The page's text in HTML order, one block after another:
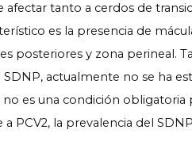
afectar tanto a cerdos de
es la presencia de
y zona perineal.
actualmente no se ha
es una condición obligatoria
PCV2, la prevalencia del